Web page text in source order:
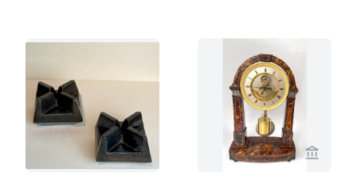
Verkaeuferseite von Kunstconsult 2.0